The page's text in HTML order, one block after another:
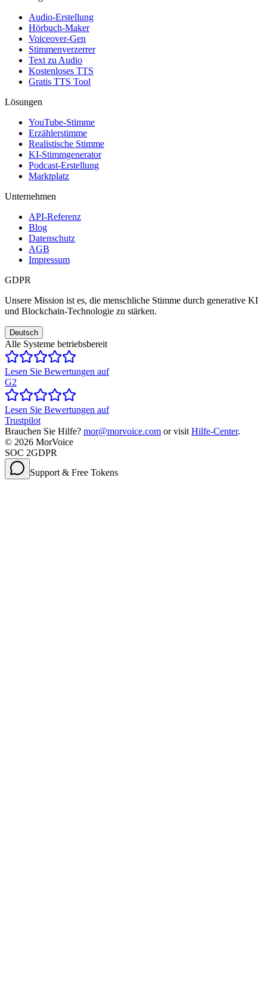
Audio-Erstellung
Hörbuch-Maker
Voiceover-Gen
Stimmenverzerrer
Text zu Audio
Kostenloses TTS
Gratis TTS Tool
Lösungen
YouTube-Stimme
Erzählerstimme
Realistische Stimme
KI-Stimmgenerator
Podcast-Erstellung
Marktplatz
Unternehmen
API-Referenz
Blog
Datenschutz
AGB
Impressum
GDPR
Unsere Mission ist es, die menschliche Stimme durch generative KI
und Blockchain-Technologie zu stärken.
Deutsch
Alle Systeme betriebsbereit
Lesen Sie Bewertungen auf
G2
Lesen Sie Bewertungen auf
Trustpilot
Brauchen Sie Hilfe? mor@morvoice.com or visit Hilfe-Center.
© 2026 MorVoice
SOC 2GDPR
Support & Free Tokens